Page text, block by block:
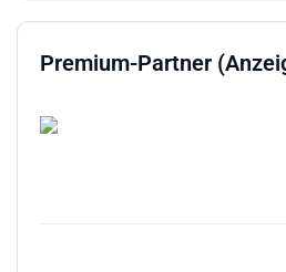
Premium-Partner